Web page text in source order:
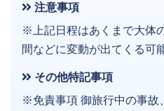
注意事項
※上記日程はあくまで大体
間などに変動が出てくる可
その他特記事項
※免責事項 御旅行中の事故